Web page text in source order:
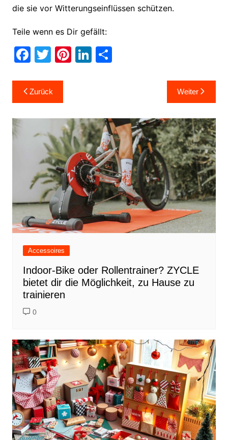
die sie vor Witterungseinflüssen schützen.
Teile wenn es Dir gefällt:
F
c
e
b
o
k
T
itt
er
Pi
st
Li
dI
n
T
Beitragsnavigation
Zurück Weiter
Accessoires
Indoor-Bike oder Rollentrainer? ZYCLE
bietet dir die Möglichkeit, zu Hause zu
trainieren
0